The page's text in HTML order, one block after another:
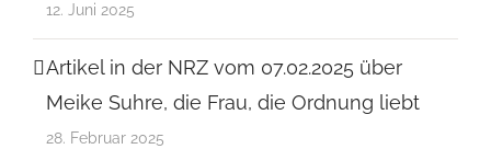
12. Juni 2025
Artikel in der NRZ vom 07.02.2025 über
Meike Suhre, die Frau, die Ordnung liebt
28. Februar 2025